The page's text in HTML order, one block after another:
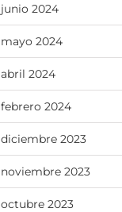
junio 2024
mayo 2024
abril 2024
febrero 2024
diciembre 2023
noviembre 2023
octubre 2023